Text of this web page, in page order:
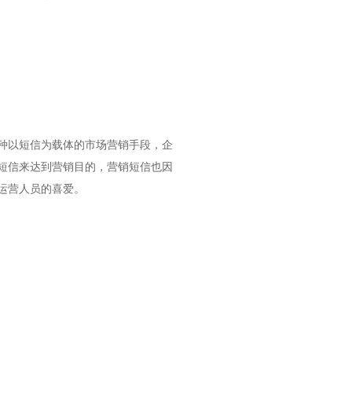
以短信为载体的市场营销手段，企
信来达到营销目的，营销短信也因
人员的喜爱。